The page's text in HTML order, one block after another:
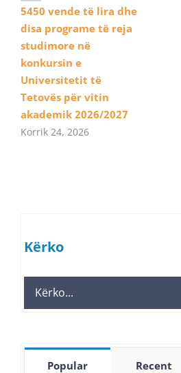
5450 vende të lira dhe
disa programe të reja
studimore në
konkursin e
Universitetit të
Tetovës për vitin
akademik 2026/2027
Korrik 24, 2026
Kërko
Search
for:
Popular Recent